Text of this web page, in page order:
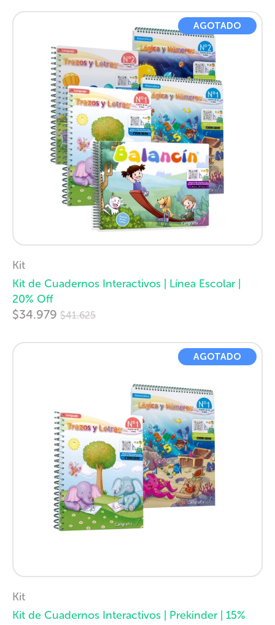
Kit
Kit de Cuadernos Interactivos | Línea Escolar |
20% Off
$34.979 Precio
habitual
$41.625
AGOTADO
Kit
Kit de Cuadernos Interactivos | Prekinder | 15%
AGOTADO